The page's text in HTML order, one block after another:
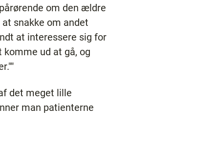
om den ældre
snakke om andet
at interessere sig for
ud at gå, og
det meget lille
man patienterne